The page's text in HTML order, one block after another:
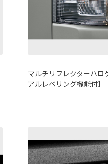
マルチリフレクターハロ
アルレベリング機能付】